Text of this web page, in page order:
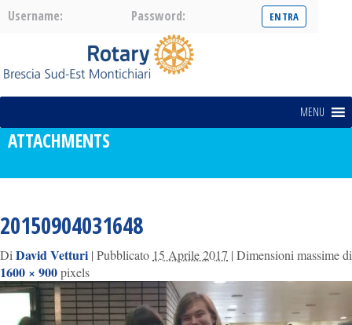
Username: Password:
MENU
ATTACHMENTS
20150904031648
Di David Vetturi | Pubblicato 15 Aprile 2017 | Dimensioni massime di
1600 × 900pixels